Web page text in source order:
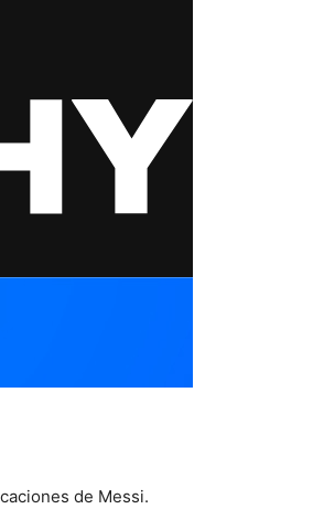
de Messi.